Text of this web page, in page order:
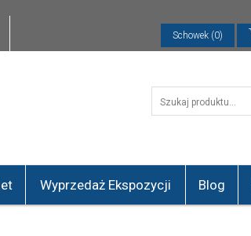
Schowek (0)
Wyprzedaż Ekspozycji Blog